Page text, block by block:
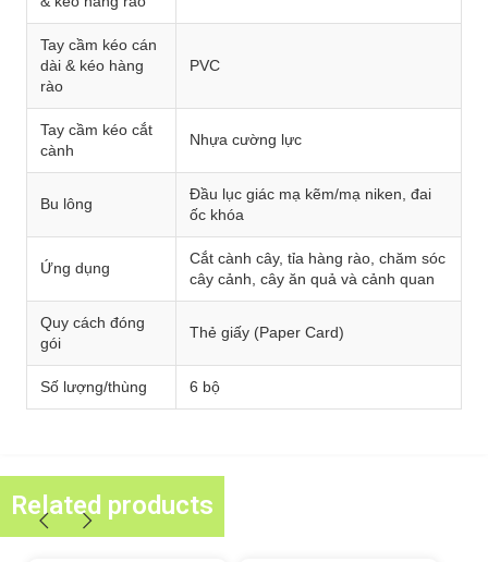
Tay cầm kéo cán
dài & kéo hàng
rào
PVC
Tay cầm kéo cắt
cành
Nhựa cường lực
Bu lông
Đầu lục giác mạ kẽm/mạ niken, đai
ốc khóa
Ứng dụng
Cắt cành cây, tỉa hàng rào, chăm sóc
cây cảnh, cây ăn quả và cảnh quan
Quy cách đóng
gói
Thẻ giấy (Paper Card)
Số lượng/thùng 6 bộ
Related products